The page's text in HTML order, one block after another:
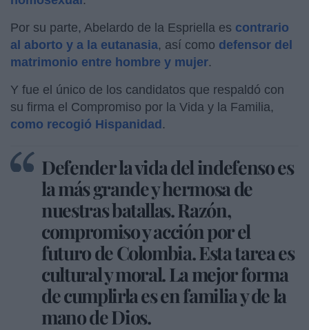
Por su parte, Abelardo de la Espriella es contrario
al aborto y a la eutanasia, así como defensor del
matrimonio entre hombre y mujer.
Y fue el único de los candidatos que respaldó con
su firma el Compromiso por la Vida y la Familia,
como recogió Hispanidad.
Defender la vida del indefenso es
la más grande y hermosa de
nuestras batallas. Razón,
compromiso y acción por el
futuro de Colombia. Esta tarea es
cultural y moral. La mejor forma
de cumplirla es en familia y de la
mano de Dios.